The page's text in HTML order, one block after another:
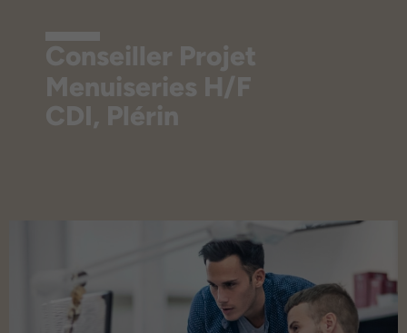
Conseiller Projet
Menuiseries H/F
CDI, Plérin